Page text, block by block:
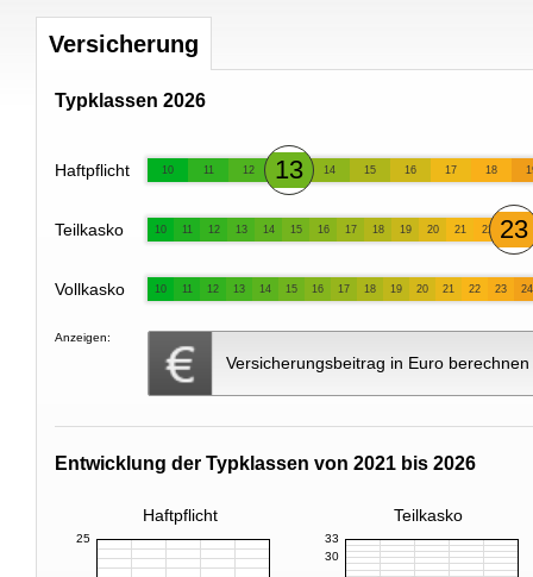
Versicherung
Typklassen 2026
Haftpflicht 10 11 12 13 14 15 16 17 18
Teilkasko 10 11 12 13 14 15 16 17 18 19 20 21 22 23
Vollkasko 10 11 12 13 14 15 16 17 18 19 20 21 22 23 24
Anzeigen:
Versicherungsbeitrag in Euro berechnen
Entwicklung der Typklassen von 2021 bis 2026
Haftpflicht Teilkasko
25
30
33